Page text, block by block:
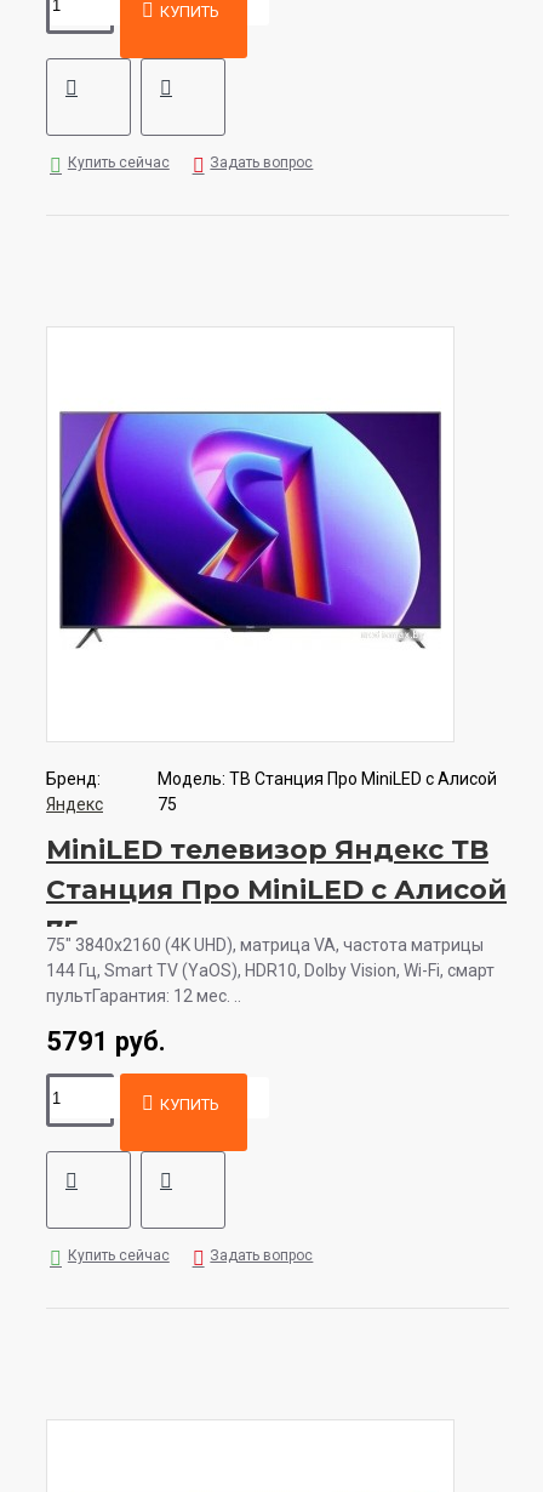
КУПИТЬ
Купить сейчас Задать вопрос
Бренд:
Яндекс
Модель: ТВ Станция Про MiniLED с Алисой
75
MiniLED телевизор Яндекс ТВ
Станция Про MiniLED с Алисой
75
75" 3840x2160 (4K UHD), матрица VA, частота матрицы
144 Гц, Smart TV (YaOS), HDR10, Dolby Vision, Wi-Fi, смарт
пультГарантия: 12 мес. ..
5791 руб.
КУПИТЬ
Купить сейчас Задать вопрос